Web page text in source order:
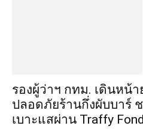
รองผู้ว่าฯ กทม. เดินหน้
ปลอดภัยร้านกึ่งผับบาร์
เบาะแสผ่าน Traffy